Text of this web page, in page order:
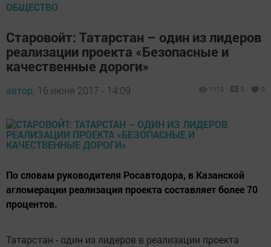
ОБЩЕСТВО
Старовойт: Татарстан – один из лидеров
реализации проекта «Безопасные и
качественные дороги»
автор, 16 июня 2017 - 14:09 1110 0 0
По словам руководителя Росавтодора, в Казанской
агломерации реализация проекта составляет более 70
процентов.
Татарстан - один из лидеров в реализации проекта